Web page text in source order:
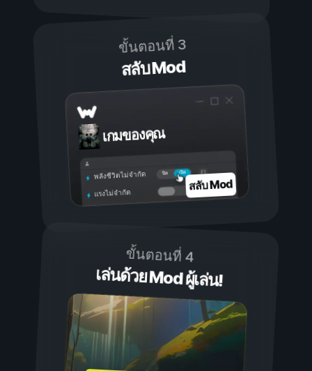
ขั้นตอนที่ 3
สลับ Mod
เกมของคุณ
เปิด
ปิด
พลังชีวิตไม่จำกัด
แรงไม่จำกัด สลับ Mod
ขั้นตอนที่ 4
เล่นด้วย Mod ผู้เล่น!